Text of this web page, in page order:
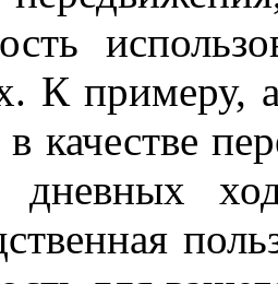
К примеру,
в качестве
дневных